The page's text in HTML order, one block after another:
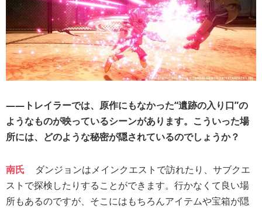
――トレイラーでは、原作にもなかった“遺跡の入り口”の
ようなものが映っているシーンがあります。こういった場
所には、どのような秘密が隠されているのでしょうか？
南氏
ダンジョンはメインクエストで訪れたり、サブクエ
ストで探検したりすることができます。行かなくて良い場
所もあるのですが、そこにはもちろんアイテムや宝箱が隠